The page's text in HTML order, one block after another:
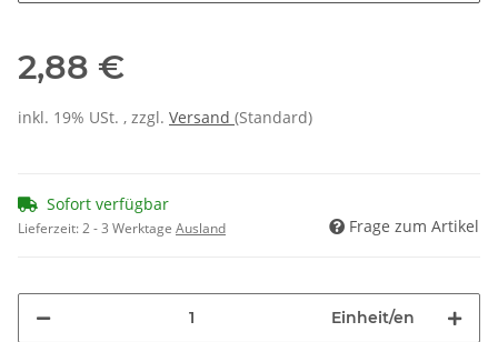
2,88 €
inkl. 19% USt. , zzgl. Versand (Standard)
Sofort verfügbar
Lieferzeit:2 - 3 Werktage Ausland Frage zum Artikel
Einheit/en